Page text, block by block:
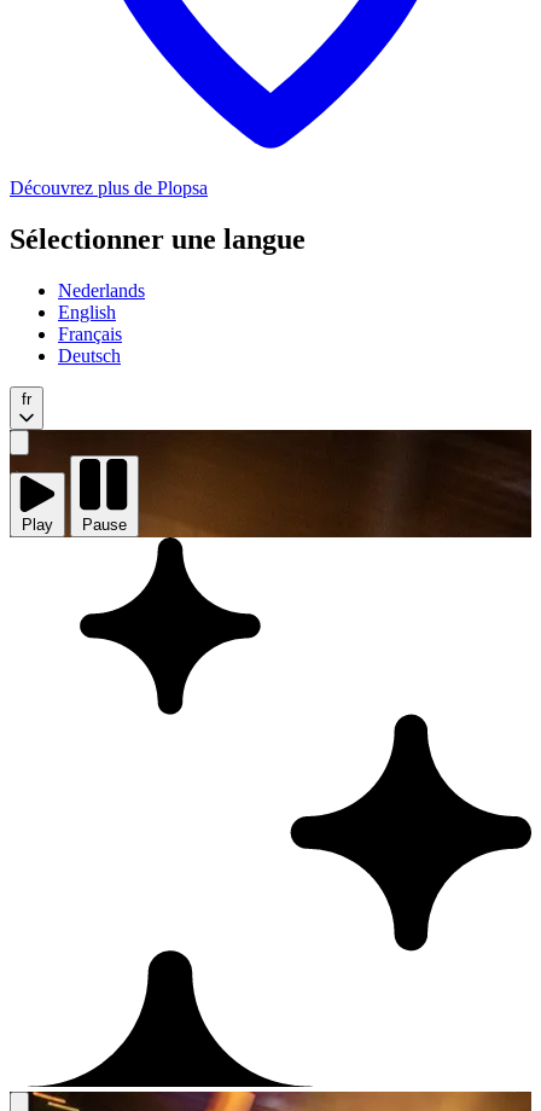
Découvrez plus de Plopsa
Sélectionner une langue
Nederlands
English
Français
Deutsch
fr
Play
vidéo
Play Pause